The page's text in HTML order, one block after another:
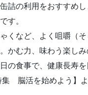
詰の利用をおすすめ
す。
ゃくなど、よく咀嚼（
かむ力、味わう楽し
の食事で、健康長寿を
脳活を始めよう】よ